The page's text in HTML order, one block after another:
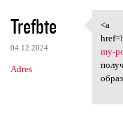
Trefbte
04.12.2024
Adres
<a
<a
href=
my-